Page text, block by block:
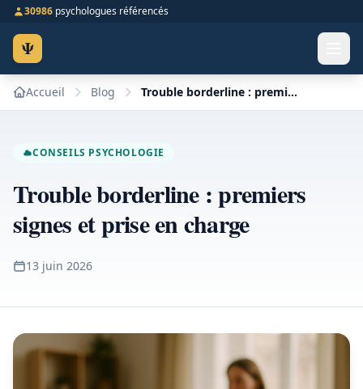
30986 psychologues référencés
Ψ
Accueil Blog Trouble borderline : premiers signes et prise en charge
CONSEILS PSYCHOLOGIE
Trouble borderline : premiers
signes et prise en charge
13 juin 2026